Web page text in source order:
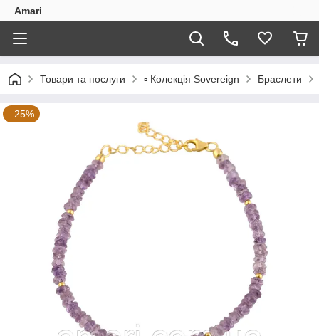
Amari
Товари та послуги ▫️ Колекція Sovereign Браслети
–25%